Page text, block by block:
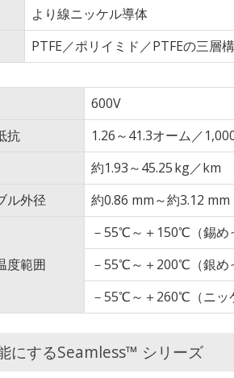
より線ニッケル導体
PTFE／ポリイミド／PTFEの三層
600V
抗
1.26～41.3オーム／
約1.93～45.25 kg／km
ル外径
約0.86 mm～約3.12 mm
度範囲
－55℃～＋150℃（錫め
－55℃～＋200℃（銀め
－55℃～＋260℃（ニッ
にするSeamless™ シリーズ